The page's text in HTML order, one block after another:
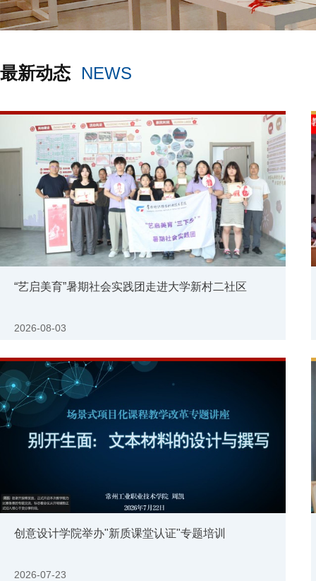
最新动态 NEWS
“艺启美育”暑期社会实践团走进大学新村二社区
2026-08-03
创意设计学院举办"新质课堂认证"专题培训
2026-07-23